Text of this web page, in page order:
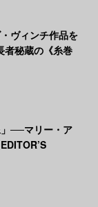
ヴィンチ作品を
者秘蔵の《糸巻
──マリー・ア